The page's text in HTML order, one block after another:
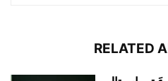
RELATED